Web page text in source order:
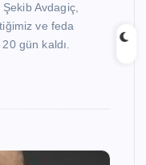
Şekib Avdagiç,
ve feda
gün kaldı.